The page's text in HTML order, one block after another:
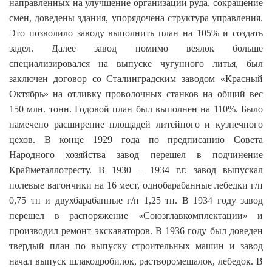
направленных на улучшение организации руда, сокращение
смен, доведены здания, упорядочена структура управления.
Это позволило заводу выполнить план на 105% и создать
задел. Далее завод помимо веялок больше
специализировался на выпуске чугунного литья, был
заключен договор со Сталинградским заводом «Красный
Октябрь» на отливку проволочных станков на общий вес
150 млн. тонн. Годовой план был выполнен на 110%. Было
намечено расширение площадей литейного и кузнечного
цехов. В конце 1929 года по предписанию Совета
Народного хозяйства завод перешел в подчинение
Крайметаллотресту. В 1930 – 1934 г.г. завод выпускал
полевые вагончики на 16 мест, однобарабанные лебедки г/п
0,75 тн и двухбарабанные г/п 1,25 тн. В 1934 году завод
перешел в распоряжение «Союзглавкомплектации» и
производил ремонт экскаваторов. В 1936 году был доведен
твердый план по выпуску строительных машин и завод
начал выпуск шлакодробилок, растворомешалок, лебедок. В